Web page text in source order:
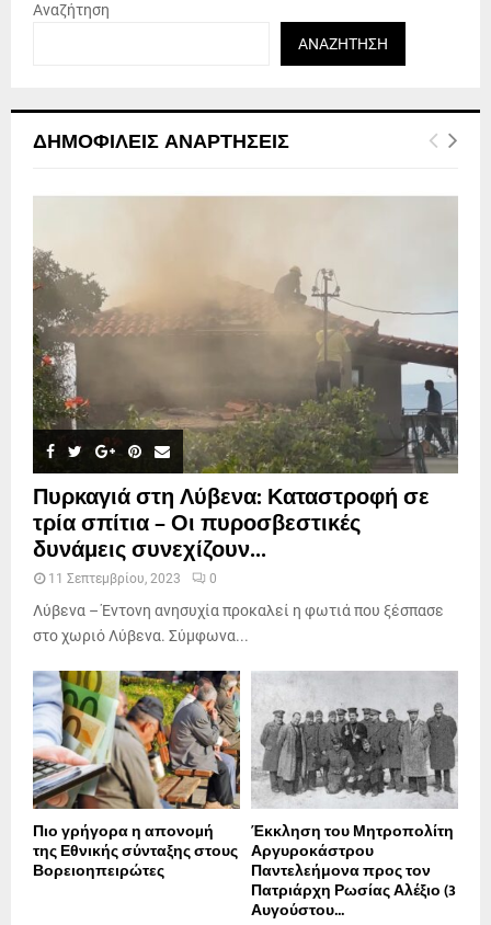
Αναζήτηση
ΑΝΑΖΉΤΗΣΗ
ΔΗΜΟΦΙΛΕΊΣ ΑΝΑΡΤΉΣΕΙΣ
Πυρκαγιά στη Λύβενα: Καταστροφή σε
τρία σπίτια – Οι πυροσβεστικές
δυνάμεις συνεχίζουν...
11 Σεπτεμβρίου, 2023 0
Λύβενα – Έντονη ανησυχία προκαλεί η φωτιά που ξέσπασε
στο χωριό Λύβενα. Σύμφωνα...
Πιο γρήγορα η απονοµή
της Εθνικής σύνταξης στους
Βορειοηπειρώτες
Έκκληση του Μητροπολίτη
Αργυροκάστρου
Παντελεήμονα προς τον
Πατριάρχη Ρωσίας Αλέξιο (3
Αυγούστου...